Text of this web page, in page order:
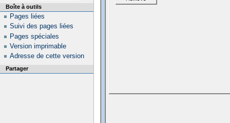
Boîte à outils
Pages liées
Suivi des pages liées
Pages spéciales
Version imprimable
Adresse de cette version
Partager